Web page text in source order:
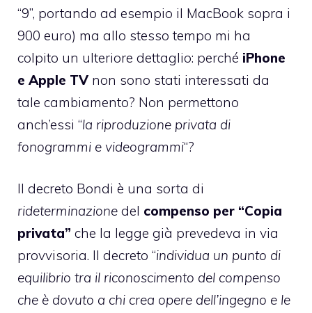
“9”, portando ad esempio il MacBook sopra i
900 euro) ma allo stesso tempo mi ha
colpito un ulteriore dettaglio: perché iPhone
e Apple TV non sono stati interessati da
tale cambiamento? Non permettono
anch’essi “la riproduzione privata di
fonogrammi e videogrammi“?
Il decreto Bondi è una sorta di
rideterminazione del compenso per “Copia
privata” che la legge già prevedeva in via
provvisoria. Il decreto “individua un punto di
equilibrio tra il riconoscimento del compenso
che è dovuto a chi crea opere dell’ingegno e le